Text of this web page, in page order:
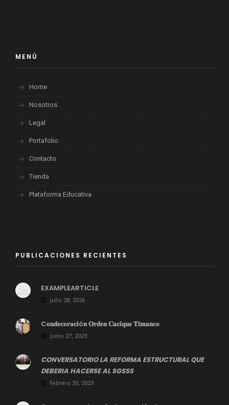
MENÚ
Home
Nosotros
Legal
Portafolio
Contacto
Tienda
Plataforma Educativa
PUBLICACIONES RECIENTES
EXAMPLEARTICLE
julio 28, 2026
C𝐨𝐧𝐝𝐞𝐜𝐨𝐫𝐚𝐜𝐢ó𝐧 𝐎𝐫𝐝𝐞𝐧 𝐂𝐚𝐜𝐢𝐪𝐮𝐞 𝐓𝐢𝐦𝐚𝐧𝐜𝐨
junio 27, 2023
CONVERSATORIO LA REFORMA ESTRUCTURAL QUE
DEBERIA HACERSE AL SGSSS
febrero 20, 2023